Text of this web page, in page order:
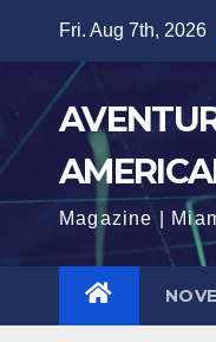
content
Fri. Aug 7th, 2026
Magazine |